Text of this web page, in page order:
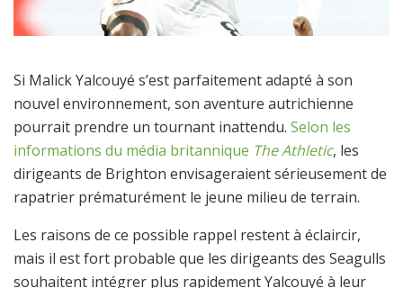
Si Malick Yalcouyé s’est parfaitement adapté à son
nouvel environnement, son aventure autrichienne
pourrait prendre un tournant inattendu. Selon les
informations du média britannique The Athletic, les
dirigeants de Brighton envisageraient sérieusement de
rapatrier prématurément le jeune milieu de terrain.
Les raisons de ce possible rappel restent à éclaircir,
mais il est fort probable que les dirigeants des Seagulls
souhaitent intégrer plus rapidement Yalcouyé à leur